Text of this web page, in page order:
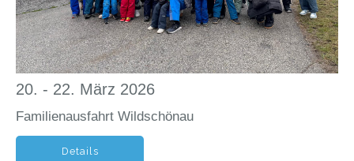
20. - 22. März 2026
Familienausfahrt Wildschönau
Details